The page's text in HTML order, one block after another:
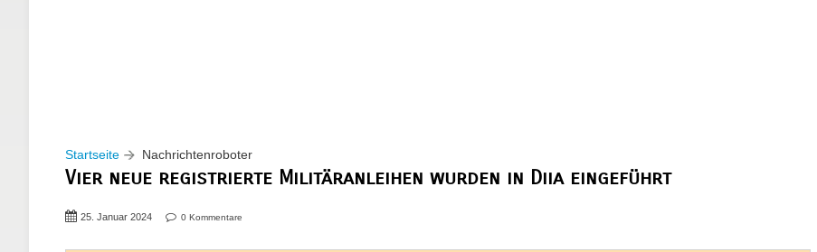
Startseite Nachrichtenroboter
Vier neue registrierte Militäranleihen wurden in Diia eingeführt
25. Januar 2024 0 Kommentare